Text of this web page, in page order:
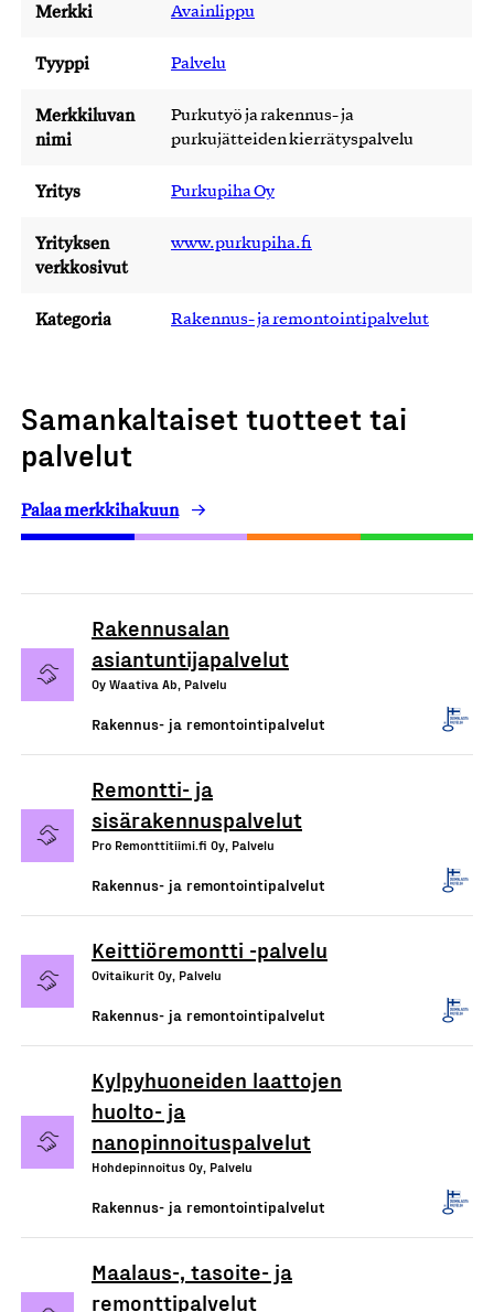
Merkki Avainlippu
Tyyppi Palvelu
Merkkiluvan
nimi
Purkutyö ja rakennus- ja
purkujätteiden kierrätyspalvelu
Yritys Purkupiha Oy
Yrityksen
verkkosivut
www.purkupiha.fi
Kategoria Rakennus- ja remontointipalvelut
Samankaltaiset tuotteet tai
palvelut
Palaa merkkihakuun
Rakennusalan
asiantuntijapalvelut
Oy Waativa Ab, Palvelu
Rakennus- ja remontointipalvelut
Remontti- ja
sisärakennuspalvelut
Pro Remonttitiimi.fi Oy, Palvelu
Rakennus- ja remontointipalvelut
Keittiöremontti -palvelu
Ovitaikurit Oy, Palvelu
Rakennus- ja remontointipalvelut
Kylpyhuoneiden laattojen
huolto- ja
nanopinnoituspalvelut
Hohdepinnoitus Oy, Palvelu
Rakennus- ja remontointipalvelut
Maalaus-, tasoite- ja
remonttipalvelut